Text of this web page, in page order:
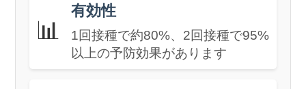
📊
有効性
1回接種で約80%、2回接種で95%
以上の予防効果があります